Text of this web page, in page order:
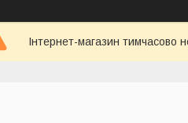
Інтернет-магазин тимчасово